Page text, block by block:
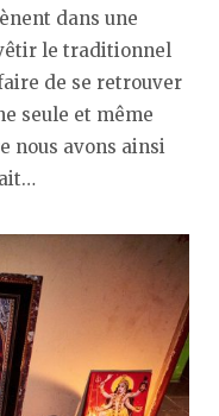
dans une
le traditionnel
de se retrouver
seule et même
nous avons ainsi